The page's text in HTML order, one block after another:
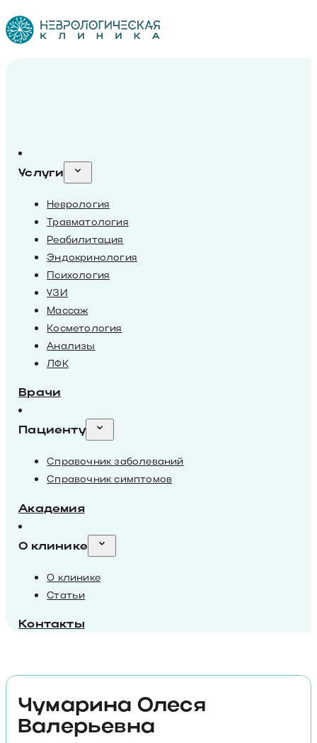
Услуги
Неврология
Травматология
Реабилитация
Эндокринология
Психология
УЗИ
Массаж
Косметология
Анализы
ЛФК
Врачи
Пациенту
Справочник заболеваний
Справочник симптомов
Академия
О клинике
О клинике
Статьи
Контакты
Чумарина Олеся
Валерьевна